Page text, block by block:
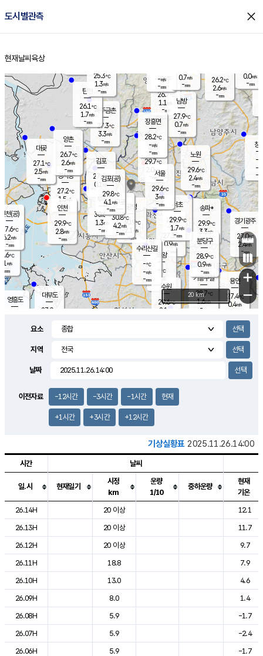
도시별관측 close
홈
현재날씨 육상
의도
℃
m/s
mm
영흥도
양주
26.7℃
1.1
-mm
과천
27.3℃
0.9m/s
- mm
용인
27.4℃
0.4m/s
경기광주
27.0℃
2.4m/s
-mm
1.3m/s
대부도
27.0
경서동
27.2℃
1.5 m/s
-mm
파주금촌
27.3℃
3.3m/s
-mm
26.2℃
2.6m/s
-mm
대곶
27.1℃
2.5m/s
-mm
창
-
-m/
-
탄현
26.1℃
1.7m/s
-mm
0.0m/s
-mm
의왕
- ℃
m/s
mm
김포
27.4℃
0.1 m/s
mm
광명
30.9 ℃
2.1 m/s
-mm
부천
30.6℃
1.3m/s
-mm
양촌
26.7℃
2.6m/s
-mm
구로
30.8℃
4.2m/s
-mm
은평
29.7℃
2.0 m/s
- mm
노원
29.6℃
2.4m/s
-mm
송파*
29.9℃
3.3m/s
-mm
서초
29.9℃
1.7m/s
-mm
남방
27.9℃
0.7m/s
-mm
기흥구갈
28.7℃
1.6m/s
-
수리산길
-℃
-m/s
-mm
분당구
28.9℃
0.9m/s
-mm
장흥면
28.2℃
-m/s
-mm
-m/s
-mm
인천(공)
27.6℃
6.2m/s
-mm
김포(공)
29.8℃
4.1 m/s
-mm
수원
29.6℃
2.1 m/s
인천
29.9℃
2.8m/s
-mm
서울
29.6℃
3m/s
-mm
25.3℃
1.3m/s
-mm
0.7m/s
-mm
+
−
20 km
요소
지역
날짜
이전자료 -12시간 -3시간 -1시간 현재
+1시간 +3시간 +12시간
기상실황표 2025.11.26.14:00
도시별 기상실황표로 지점, 날씨, 기온, 강수, 바람, 기압등을 안내한 표입
시간 날씨
일.시 현재일기
시정
km
운량
1/10
중하운량
현재
기온
26.14H
20 이상
12.1
26.13H
20 이상
11.7
26.12H
20 이상
9.7
26.11H
18.8
7.9
26.10H
13.0
4.6
26.09H
8.0
1.4
26.08H
5.9
-1.7
26.07H
5.9
-2.4
26.06H
5.9
-1.7